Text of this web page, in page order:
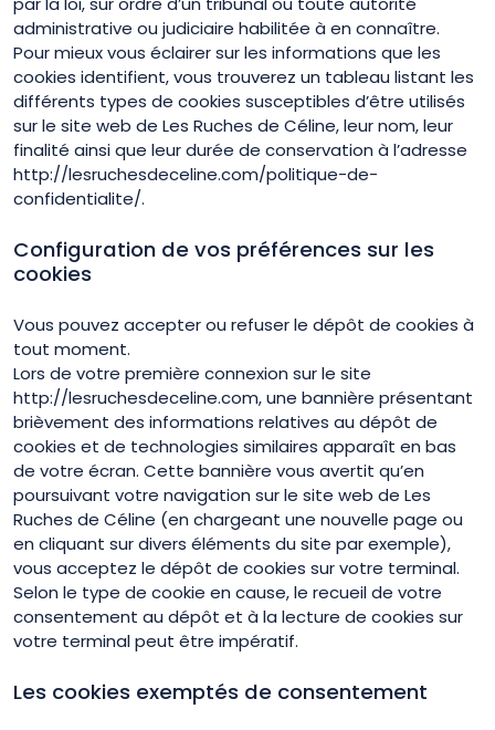
administrative ou judiciaire habilitée à en connaître.
Pour mieux vous éclairer sur les informations que les
cookies identifient, vous trouverez un tableau listant les
différents types de cookies susceptibles d’être utilisés
sur le site web de Les Ruches de Céline, leur nom, leur
finalité ainsi que leur durée de conservation à l’adresse
http://lesruchesdeceline.com/politique-de-
confidentialite/.
Configuration de vos préférences sur les
cookies
Vous pouvez accepter ou refuser le dépôt de cookies à
tout moment.
Lors de votre première connexion sur le site
http://lesruchesdeceline.com, une bannière présentant
brièvement des informations relatives au dépôt de
cookies et de technologies similaires apparaît en bas
de votre écran. Cette bannière vous avertit qu’en
poursuivant votre navigation sur le site web de Les
Ruches de Céline (en chargeant une nouvelle page ou
en cliquant sur divers éléments du site par exemple),
vous acceptez le dépôt de cookies sur votre terminal.
Selon le type de cookie en cause, le recueil de votre
consentement au dépôt et à la lecture de cookies sur
votre terminal peut être impératif.
Les cookies exemptés de consentement